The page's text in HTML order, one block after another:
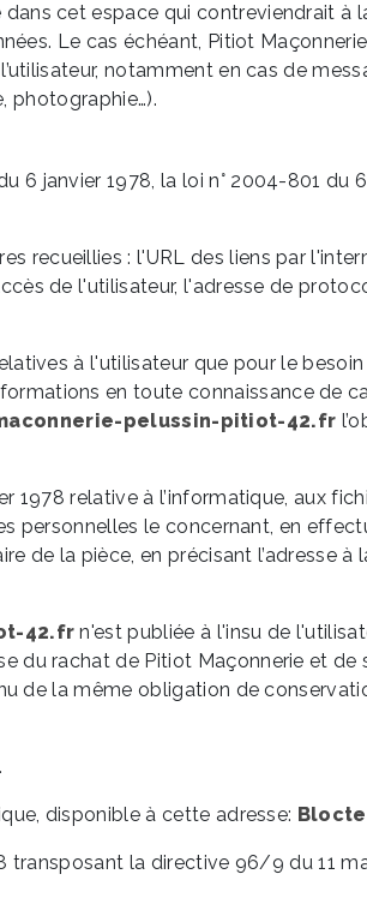
cet espace qui contreviendrait à
Le cas échéant, Pitiot
notamment en cas de
photographie…).
6 janvier 1978, la loi n° 2004-801 du
recueillies : l'URL des liens par
de l'utilisateur, l'adresse de
à l'utilisateur que pour le
en toute connaissance de
pelussin-pitiot-42.fr
relative à l’informatique, aux
personnelles le concernant, en
de la pièce, en précisant l’adresse à
42.fr n'est publiée à l'insu de
du rachat de Pitiot Maçonnerie et
de la même obligation de
disponible à cette adresse:
transposant la directive 96/9 du 11